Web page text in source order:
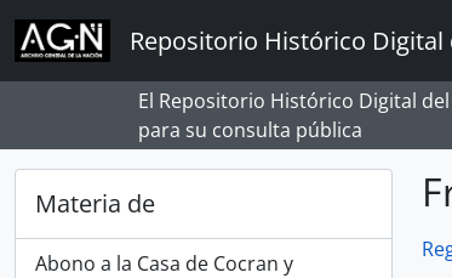
Skip to main content
Repositorio Histórico Digital
El Repositorio Histórico Digital
para su consulta pública
Materia de
Abono a la Casa de Cocran y